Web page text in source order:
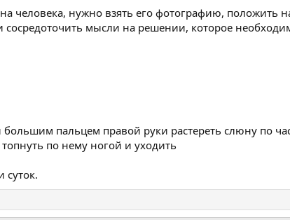
человека, нужно взять его фотографию,
мысли на решении, которое
пальцем правой руки растереть слюну по
по нему ногой и уходить
суток.